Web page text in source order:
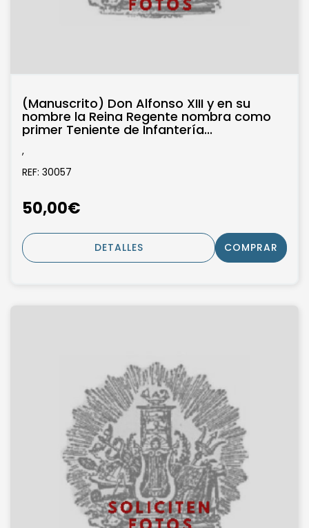
(Manuscrito) Don Alfonso XIII y en su
nombre la Reina Regente nombra como
primer Teniente de Infantería...
,
REF: 30057
50,00€
DETALLES COMPRAR